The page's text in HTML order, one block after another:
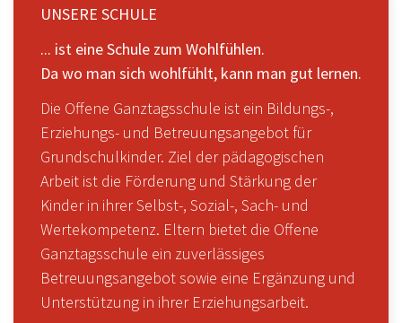
UNSERE SCHULE
... ist eine Schule zum Wohlfühlen.
Da wo man sich wohlfühlt, kann man gut lernen.
Die Offene Ganztagsschule ist ein Bildungs-,
Erziehungs- und Betreuungsangebot für
Grundschulkinder. Ziel der pädagogischen
Arbeit ist die Förderung und Stärkung der
Kinder in ihrer Selbst-, Sozial-, Sach- und
Wertekompetenz. Eltern bietet die Offene
Ganztagsschule ein zuverlässiges
Betreuungsangebot sowie eine Ergänzung und
Unterstützung in ihrer Erziehungsarbeit.